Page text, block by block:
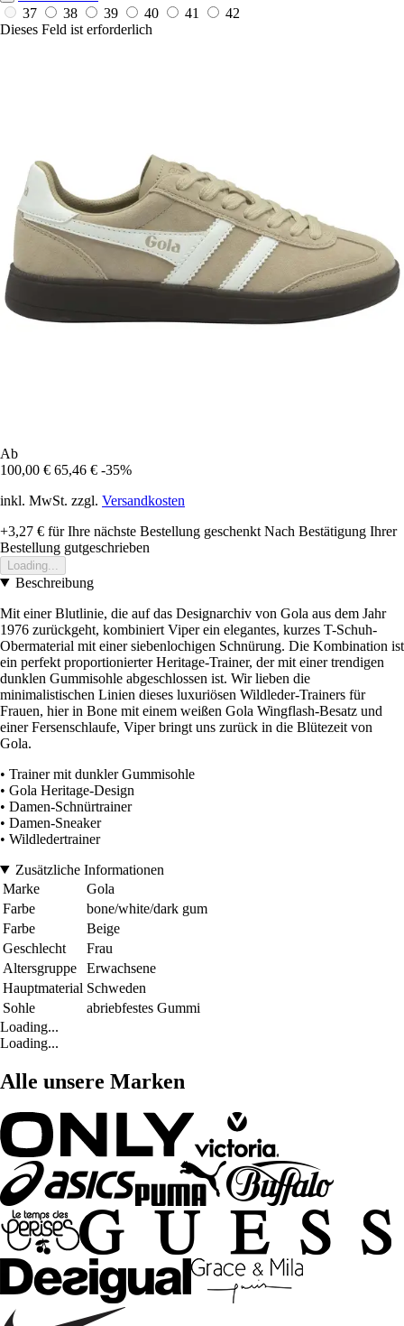
37
38 39 40 41
42
Dieses Feld ist erforderlich
Ab
100,00 € 65,46 € -35%
inkl. MwSt. zzgl. Versandkosten
+3,27 € für Ihre nächste Bestellung geschenkt Nach Bestätigung Ihrer
Bestellung gutgeschrieben
Loading...
Beschreibung
Mit einer Blutlinie, die auf das Designarchiv von Gola aus dem Jahr
1976 zurückgeht, kombiniert Viper ein elegantes, kurzes T-Schuh-
Obermaterial mit einer siebenlochigen Schnürung. Die Kombination ist
ein perfekt proportionierter Heritage-Trainer, der mit einer trendigen
dunklen Gummisohle abgeschlossen ist. Wir lieben die
minimalistischen Linien dieses luxuriösen Wildleder-Trainers für
Frauen, hier in Bone mit einem weißen Gola Wingflash-Besatz und
einer Fersenschlaufe, Viper bringt uns zurück in die Blütezeit von
Gola.
• Trainer mit dunkler Gummisohle
• Gola Heritage-Design
• Damen-Schnürtrainer
• Damen-Sneaker
• Wildledertrainer
Zusätzliche Informationen
Marke
Gola
Farbe
bone/white/dark gum
Farbe
Beige
Geschlecht
Frau
Altersgruppe
Erwachsene
Hauptmaterial Schweden
Sohle
abriebfestes Gummi
Loading...
Loading...
Alle unsere Marken